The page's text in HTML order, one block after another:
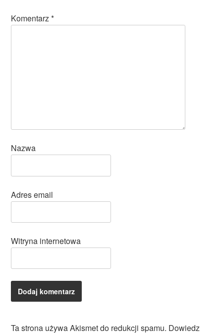
Komentarz*
Nazwa
Adres email
Witryna internetowa
Ta strona używa Akismet do redukcji spamu. Dowiedz